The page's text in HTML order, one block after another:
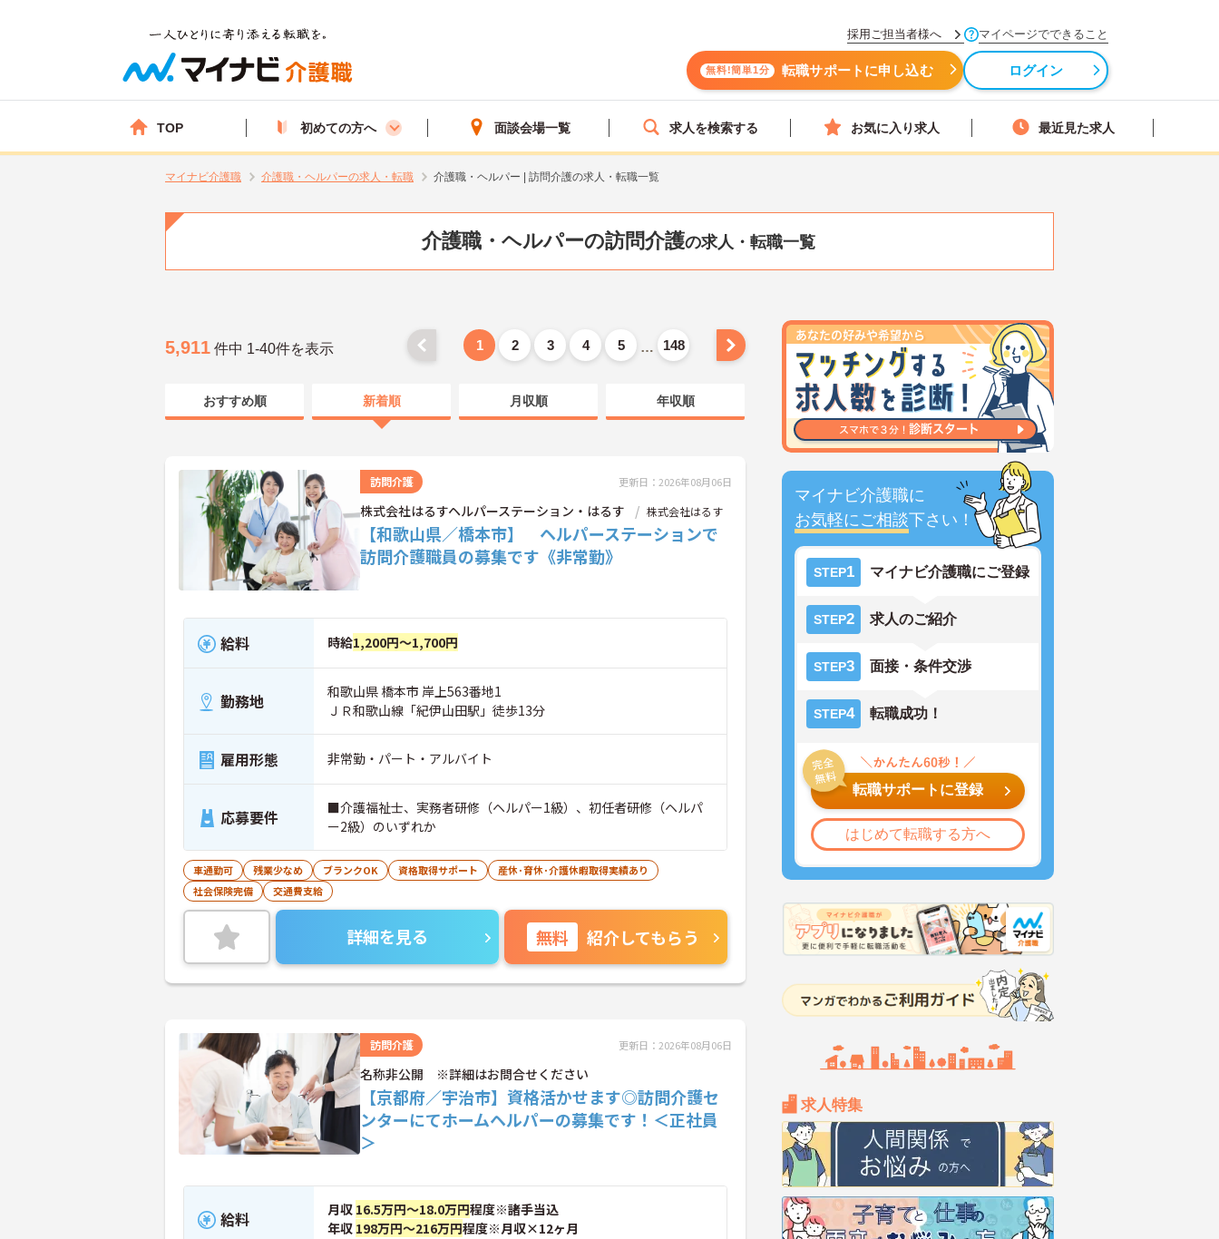
採用ご担当者様へ マイページでできること
無料!簡単1分 転職サポートに申し込む ログイン
TOP 初めての方へ 面談会場一覧 求人を検索する お気に入り求人 最近見た求人
マイナビ介護職 介護職・ヘルパーの求人・転職 介護職・ヘルパー | 訪問介護の求人・転職一覧
介護職・ヘルパーの訪問介護の求人・転職一覧
マイナビ介護職に
お気軽にご相談下さい！
STEP1 マイナビ介護職にご登録
STEP2 求人のご紹介
STEP3 面接・条件交渉
STEP4 転職成功！
転職サポートに登録
はじめて転職する方へ
求人特集
5,911 件中 1-40件を表示 1 2 3 4 5 … 148
おすすめ順 新着順 月収順 年収順
訪問介護 更新日：2026年08月06日
株式会社はるすヘルパーステーション・はるす 株式会社はるす
【和歌山県／橋本市】 ヘルパーステーションで
訪問介護職員の募集です《非常勤》
給料 時給1,200円～1,700円
勤務地
和歌山県 橋本市 岸上563番地1
ＪＲ和歌山線「紀伊山田駅」徒歩13分
雇用形態 非常勤・パート・アルバイト
応募要件
■介護福祉士、実務者研修（ヘルパー1級）、初任者研修（ヘルパ
ー2級）のいずれか
車通勤可 残業少なめ ブランクOK 資格取得サポート
産休･育休･介護休暇取得実績あり
社会保険完備
交通費支給
詳細を見る 無料 紹介してもらう
訪問介護 更新日：2026年08月06日
名称非公開 ※詳細はお問合せください
【京都府／宇治市】資格活かせます◎訪問介護セ
ンターにてホームヘルパーの募集です！＜正社員
＞
給料 月収 16.5万円～18.0万円程度※諸手当込
年収 198万円～216万円程度※月収×12ヶ月